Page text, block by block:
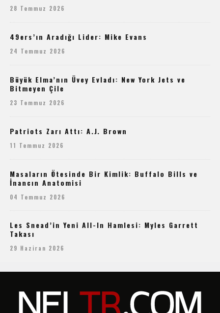
28 Temmuz 2026
49ers’ın Aradığı Lider: Mike Evans
24 Temmuz 2026
Büyük Elma’nın Üvey Evladı: New York Jets ve
Bitmeyen Çile
23 Temmuz 2026
Patriots Zarı Attı: A.J. Brown
11 Temmuz 2026
Masaların Ötesinde Bir Kimlik: Buffalo Bills ve
İnancın Anatomisi
04 Temmuz 2026
Les Snead’in Yeni All-In Hamlesi: Myles Garrett
Takası
29 Haziran 2026